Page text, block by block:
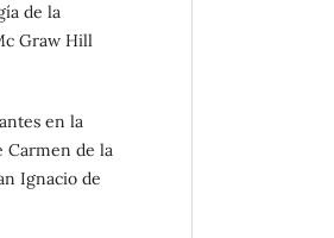
de la
Graw Hill
en la
Carmen de la
Ignacio de